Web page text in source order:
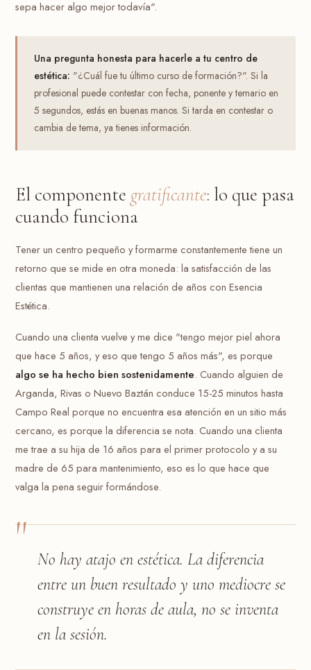
sepa hacer algo mejor todavía".
Una pregunta honesta para hacerle a tu centro de
estética: "¿Cuál fue tu último curso de formación?". Si la
profesional puede contestar con fecha, ponente y temario en
5 segundos, estás en buenas manos. Si tarda en contestar o
cambia de tema, ya tienes información.
El componente gratificante: lo que pasa
cuando funciona
Tener un centro pequeño y formarme constantemente tiene un
retorno que se mide en otra moneda: la satisfacción de las
clientas que mantienen una relación de años con Esencia
Estética.
Cuando una clienta vuelve y me dice "tengo mejor piel ahora
que hace 5 años, y eso que tengo 5 años más", es porque
algo se ha hecho bien sostenidamente. Cuando alguien de
Arganda, Rivas o Nuevo Baztán conduce 15-25 minutos hasta
Campo Real porque no encuentra esa atención en un sitio más
cercano, es porque la diferencia se nota. Cuando una clienta
me trae a su hija de 16 años para el primer protocolo y a su
madre de 65 para mantenimiento, eso es lo que hace que
valga la pena seguir formándose.
No hay atajo en estética. La diferencia
entre un buen resultado y uno mediocre se
construye en horas de aula, no se inventa
en la sesión.